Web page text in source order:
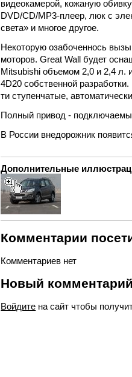
видеокамерой, кожаную
DVD/CD/MP3-плеер, люк с
света» и многое другое.
Некоторую озабоченнось
моторов. Great Wall будет
Mitsubishi объемом 2,0 и 2,4 л.
4D20 собственной
ти ступенчатые,
Полный привод -
В России внедорожник
Дополнительные
Комментарии
Комментариев нет
Новый
Войдите на сайт чтобы